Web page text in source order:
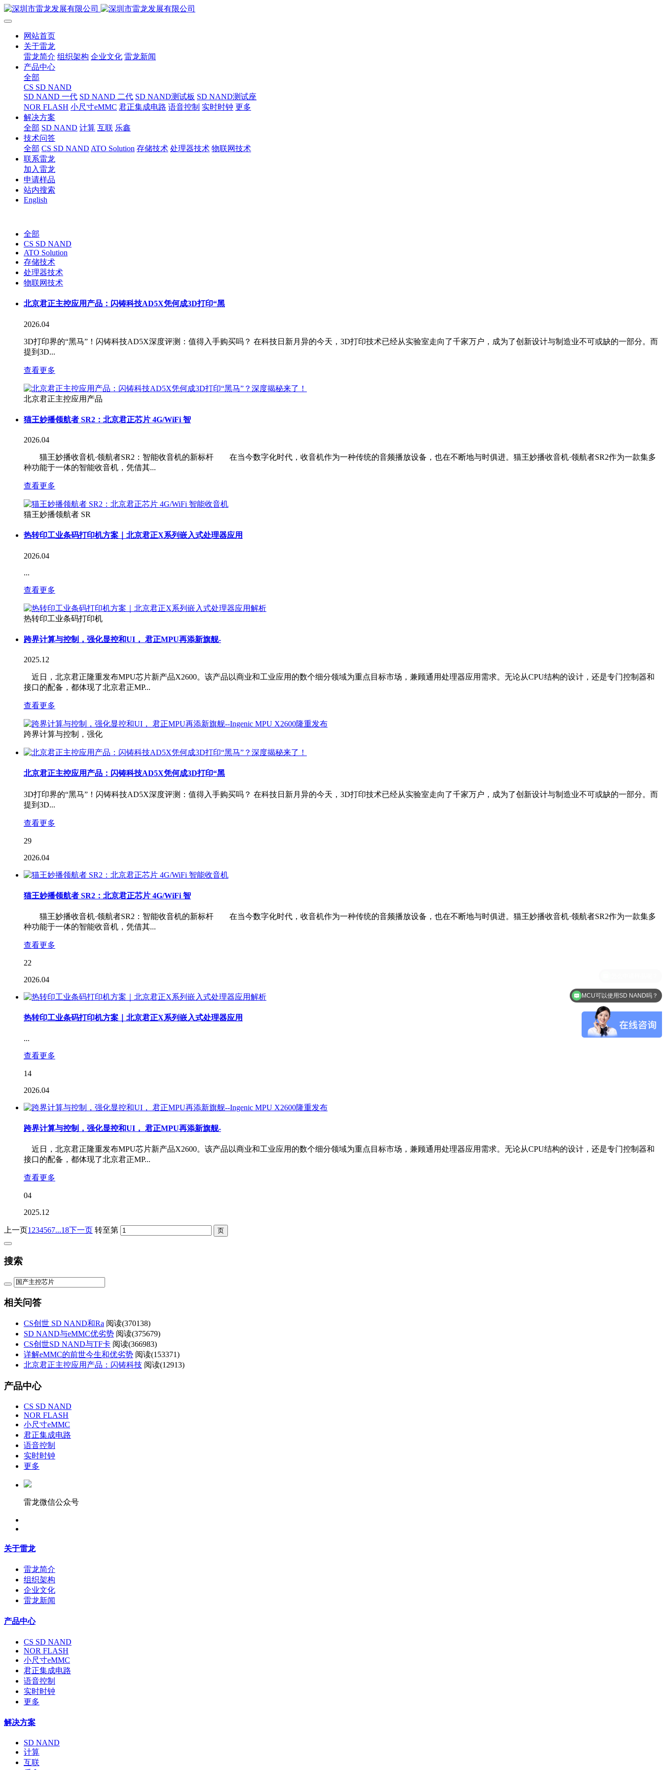
网站首页
关于雷龙
雷龙简介 组织架构 企业文化 雷龙新闻
产品中心
全部
CS SD NAND
SD NAND 一代 SD NAND 二代 SD NAND测试板 SD NAND测试座
NOR FLASH 小尺寸eMMC 君正集成电路 语音控制 实时时钟 更多
解决方案
全部 SD NAND 计算 互联 乐鑫
技术问答
全部 CS SD NAND ATO Solution 存储技术 处理器技术 物联网技术
联系雷龙
加入雷龙
申请样品
站内搜索
English
全部
CS SD NAND
ATO Solution
存储技术
处理器技术
物联网技术
北京君正主控应用产品：闪铸科技AD5X凭何成3D打印“黑
2026.04
3D打印界的“黑马”！闪铸科技AD5X深度评测：值得入手购买吗？ 在科技日新月异的今天，3D打印技术已经从实验室走向了千家万户，成为了创新设计与制造业不可或缺的一部分。而
提到3D...
查看更多
北京君正主控应用产品
猫王妙播领航者 SR2：北京君正芯片 4G/WiFi 智
2026.04
猫王妙播收音机·领航者SR2：智能收音机的新标杆 在当今数字化时代，收音机作为一种传统的音频播放设备，也在不断地与时俱进。猫王妙播收音机·领航者SR2作为一款集多
种功能于一体的智能收音机，凭借其...
查看更多
猫王妙播领航者 SR
热转印工业条码打印机方案｜北京君正X系列嵌入式处理器应用
2026.04
...
查看更多
热转印工业条码打印机
跨界计算与控制，强化显控和UI， 君正MPU再添新旗舰-
2025.12
近日，北京君正隆重发布MPU芯片新产品X2600。该产品以商业和工业应用的数个细分领域为重点目标市场，兼顾通用处理器应用需求。无论从CPU结构的设计，还是专门控制器和
接口的配备，都体现了北京君正MP...
查看更多
跨界计算与控制，强化
北京君正主控应用产品：闪铸科技AD5X凭何成3D打印“黑
3D打印界的“黑马”！闪铸科技AD5X深度评测：值得入手购买吗？ 在科技日新月异的今天，3D打印技术已经从实验室走向了千家万户，成为了创新设计与制造业不可或缺的一部分。而
提到3D...
查看更多
29
2026.04
猫王妙播领航者 SR2：北京君正芯片 4G/WiFi 智
猫王妙播收音机·领航者SR2：智能收音机的新标杆 在当今数字化时代，收音机作为一种传统的音频播放设备，也在不断地与时俱进。猫王妙播收音机·领航者SR2作为一款集多
种功能于一体的智能收音机，凭借其...
查看更多
22
2026.04
热转印工业条码打印机方案｜北京君正X系列嵌入式处理器应用
...
查看更多
14
2026.04
跨界计算与控制，强化显控和UI， 君正MPU再添新旗舰-
近日，北京君正隆重发布MPU芯片新产品X2600。该产品以商业和工业应用的数个细分领域为重点目标市场，兼顾通用处理器应用需求。无论从CPU结构的设计，还是专门控制器和
接口的配备，都体现了北京君正MP...
查看更多
04
2025.12
上一页1 234567...18下一页 转至第
搜索
相关问答
CS创世 SD NAND和Ra 阅读(370138)
SD NAND与eMMC优劣势 阅读(375679)
CS创世SD NAND与TF卡 阅读(366983)
详解eMMC的前世今生和优劣势 阅读(153371)
北京君正主控应用产品：闪铸科技 阅读(12913)
产品中心
CS SD NAND
NOR FLASH
小尺寸eMMC
君正集成电路
语音控制
实时时钟
更多
雷龙微信公众号
关于雷龙
雷龙简介
组织架构
企业文化
雷龙新闻
产品中心
CS SD NAND
NOR FLASH
小尺寸eMMC
君正集成电路
语音控制
实时时钟
更多
解决方案
SD NAND
计算
互联
MCU可以使用SD NAND吗？